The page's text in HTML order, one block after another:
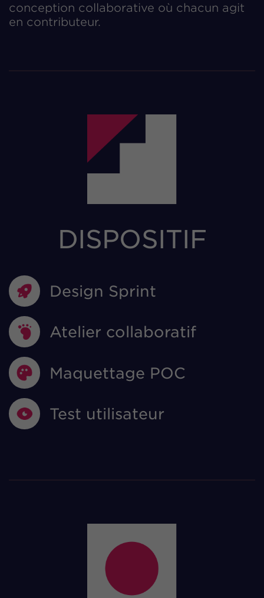
conception collaborative où chacun agit
en contributeur.
DISPOSITIF
Design Sprint
Atelier collaboratif
Maquettage POC
Test utilisateur